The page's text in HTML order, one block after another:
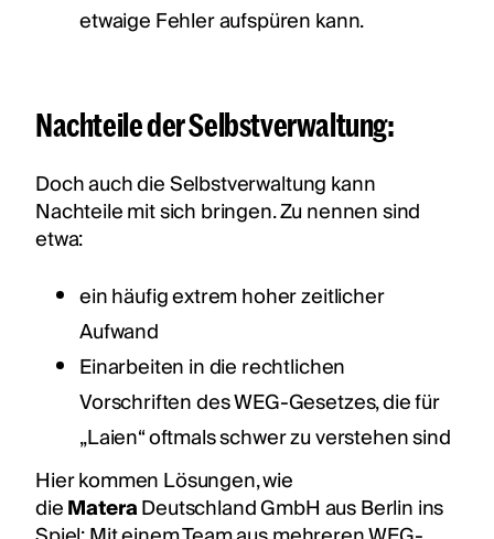
etwaige Fehler aufspüren kann.
Nachteile der Selbstverwaltung:
Doch auch die Selbstverwaltung kann
Nachteile mit sich bringen. Zu nennen sind
etwa:
ein häufig extrem hoher zeitlicher
Aufwand
Einarbeiten in die rechtlichen
Vorschriften des WEG-Gesetzes, die für
„Laien“ oftmals schwer zu verstehen sind
Hier kommen Lösungen, wie
dieMateraDeutschland GmbH aus Berlin ins